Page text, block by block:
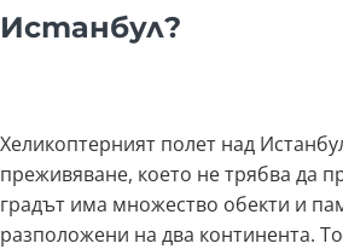
Истанбул?
Хеликоптерният полет над
преживяване, което не трябва да
градът има множество обекти и
разположени на два континента.